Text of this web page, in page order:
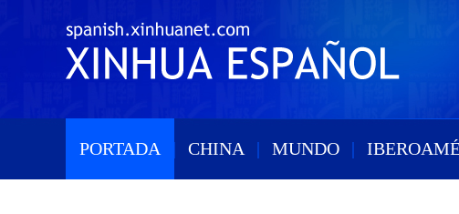
PORTADA | CHINA | MUNDO |